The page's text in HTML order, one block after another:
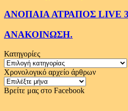
ΑΝΟΠΑΙΑ ΑΤΡΑΠΟΣ LIVE
ΑΝΑΚΟΙΝΩΣΗ.
Κατηγορίες
Κατηγορίες
Χρονολογικό αρχείο άρθρων
Χρονολογικό
αρχείο
Βρείτε μας στο Facebook